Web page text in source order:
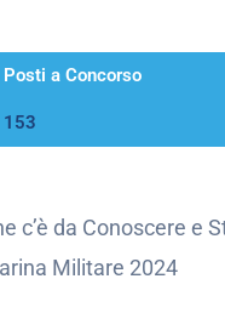
Posti a Concorso
153
c’è da Conoscere e
Militare 2024